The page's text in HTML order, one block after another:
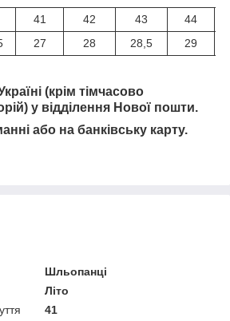
41 42 43
44
27 28 28,5 29
(крім тімчасово
у відділення Нової пошти.
або на банківську карту.
Шльопанці
Літо
41